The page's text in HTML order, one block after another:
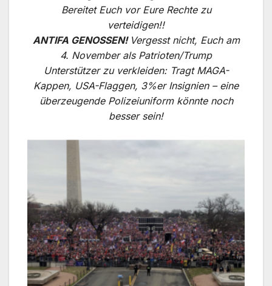
Bereitet Euch vor Eure Rechte zu
verteidigen!!
ANTIFA GENOSSEN! Vergesst nicht, Euch am
4. November als Patrioten/Trump
Unterstützer zu verkleiden: Tragt MAGA-
Kappen, USA-Flaggen, 3%er Insignien – eine
überzeugende Polizeiuniform könnte noch
besser sein!